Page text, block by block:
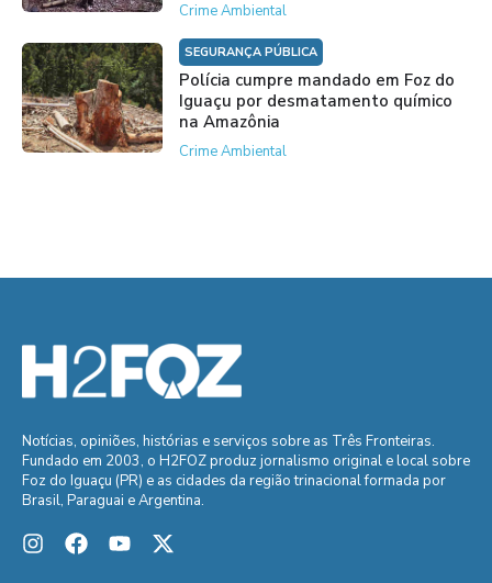
Crime Ambiental
SEGURANÇA PÚBLICA
Polícia cumpre mandado em Foz do
Iguaçu por desmatamento químico
na Amazônia
Crime Ambiental
Notícias, opiniões, histórias e serviços sobre as Três Fronteiras.
Fundado em 2003, o H2FOZ produz jornalismo original e local sobre
Foz do Iguaçu (PR) e as cidades da região trinacional formada por
Brasil, Paraguai e Argentina.